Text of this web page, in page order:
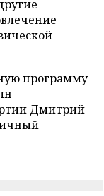
программу
Дмитрий